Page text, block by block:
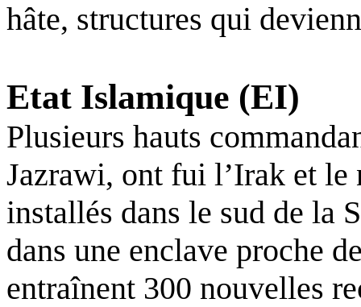
hâte, structures qui
Etat Islamique (EI)
Plusieurs hauts
Jazrawi, ont fui l’Irak et le
installés dans le sud de la
dans une enclave proche
entraînent 300 nouvelles